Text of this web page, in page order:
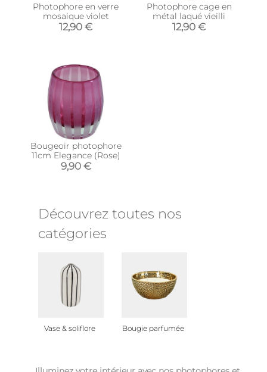
Photophore en verre
mosaique violet
12,90 €
Photophore cage en
métal laqué vieilli
12,90 €
Bougeoir photophore
11cm Elegance (Rose)
9,90 €
Découvrez toutes nos
catégories
Vase & soliflore Bougie parfumée